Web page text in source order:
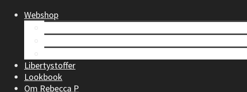
Webshop
Libertystoffer
Lookbook
Om Rebecca P